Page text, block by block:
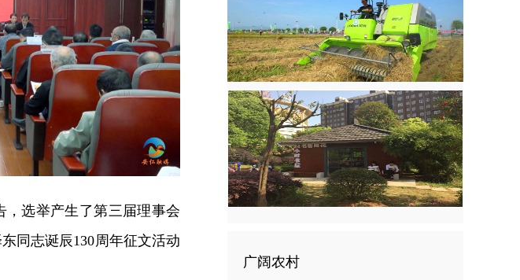
选举产生了第三届理事会
同志诞辰130周年征文活动
广阔农村